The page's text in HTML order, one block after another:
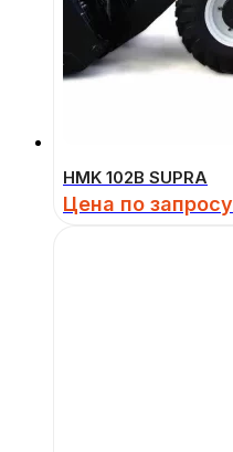
HMK 102B SUPRA
Цена по запросу